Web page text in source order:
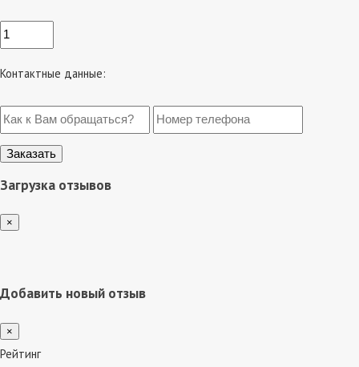
Контактные данные:
Загрузка отзывов
×
Добавить новый отзыв
×
Рейтинг